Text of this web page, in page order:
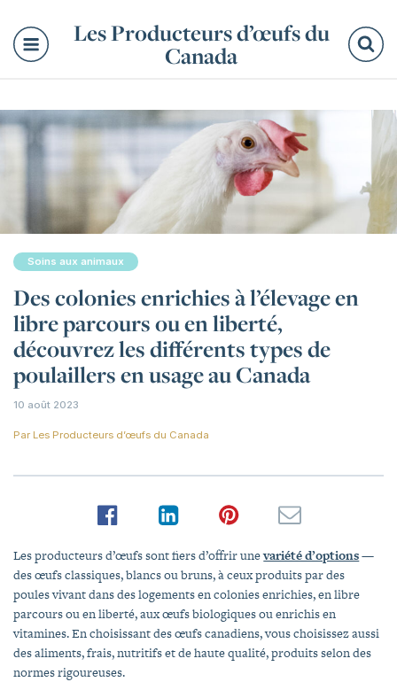
Les Producteurs d’œufs du
Canada
Soins aux animaux
Des colonies enrichies à l’élevage en
libre parcours ou en liberté,
découvrez les différents types de
poulaillers en usage au Canada
10 août 2023
Par Les Producteurs d’œufs du Canada
Les producteurs d’œufs sont fiers d’offrir unevariété d’options—
des œufs classiques, blancs ou bruns, à ceux produits par des
poules vivant dans des logements en colonies enrichies, en libre
parcours ou en liberté, aux œufs biologiques ou enrichis en
vitamines. En choisissant des œufs canadiens, vous choisissez aussi
des aliments, frais, nutritifs et de haute qualité, produits selon des
normes rigoureuses.